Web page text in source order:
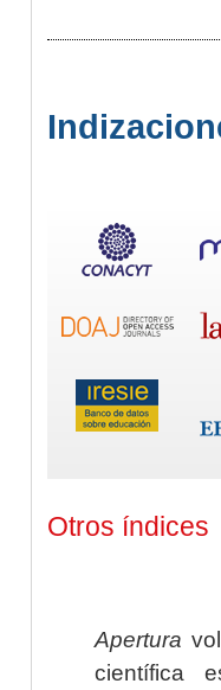
Otros índices
Apertura
científica